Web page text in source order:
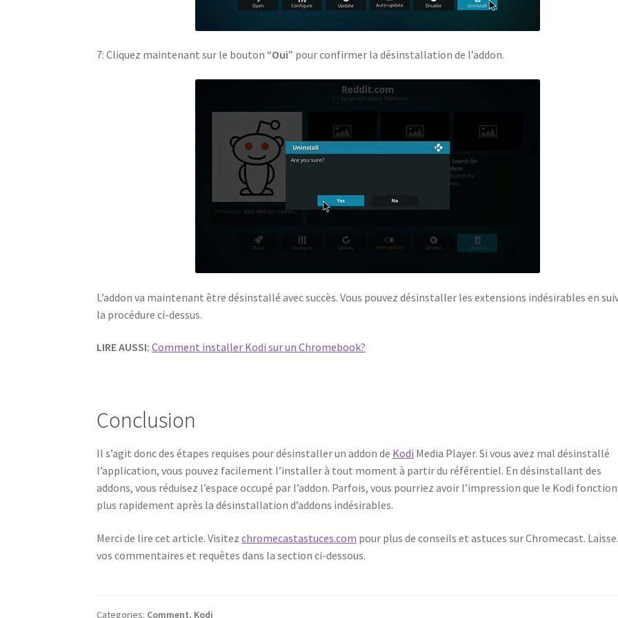
7: Cliquez maintenant sur le bouton “Oui” pour confirmer la désinstallation de l’addon.
L’addon va maintenant être désinstallé avec succès. Vous pouvez désinstaller les extensions indésirables en
la procédure ci-dessus.
LIRE AUSSI: Comment installer Kodi sur un Chromebook?
Conclusion
Il s’agit donc des étapes requises pour désinstaller un addon de Kodi Media Player. Si vous avez mal désinstallé
l’application, vous pouvez facilement l’installer à tout moment à partir du référentiel. En désinstallant des
addons, vous réduisez l’espace occupé par l’addon. Parfois, vous pourriez avoir l’impression que le Kodi
plus rapidement après la désinstallation d’addons indésirables.
Merci de lire cet article. Visitezchromecastastuces.com pour plus de conseils et astuces sur Chromecast.
vos commentaires et requêtes dans la section ci-dessous.
Categories: Comment, Kodi